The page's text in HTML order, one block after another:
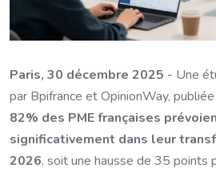
Paris, 30 décembre 2025 - Une
par Bpifrance et OpinionWay,
82% des PME françaises
significativement dans leur
2026, soit une hausse de 35 points